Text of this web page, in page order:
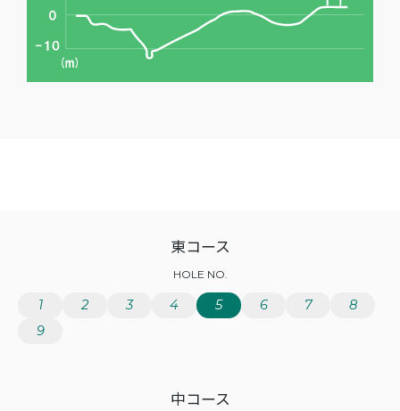
東コース
HOLE NO.
1 2 3 4 5 6 7
8
9
中コース